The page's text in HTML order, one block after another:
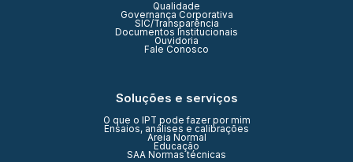
Qualidade
Governança Corporativa
SIC/Transparência
Documentos Institucionais
Ouvidoria
Fale Conosco
Soluções e serviços
O que o IPT pode fazer por mim
Ensaios, análises e calibrações
Areia Normal
Educação
SAA Normas técnicas